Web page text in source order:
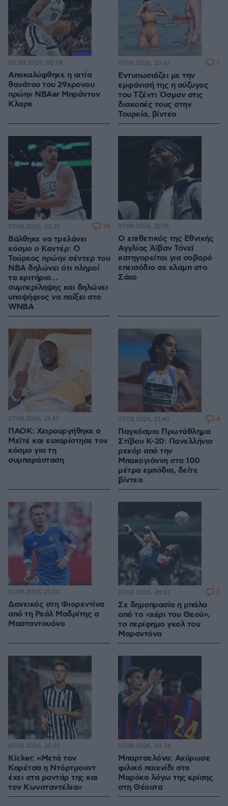
Αποκαλύφθηκε η αιτία
θανάτου του 29χρονου
πρώην NBAer Μπράντον
Κλαρκ
08.08.2026, 00:28
Εντυπωσιάζει με την
εμφάνισή της η σύζυγος
του Τζέντι Όσμαν στις
διακοπές τους στην
Τουρκία, βίντεο
07.08.2026, 23:43 3
Βάλθηκε να τρελάνει
κόσμο ο Καντέρ: Ο
Τούρκος πρώην σέντερ του
NBA δηλώνει ότι πληροί
τα κριτήρια...
συμπερίληψης και δηλώνει
υποψήφιος να παίξει στο
WNBA
07.08.2026, 23:30 34
Ο επιθετικός της Εθνικής
Αγγλίας Άϊβαν Τόνεϊ
κατηγορείται για σοβαρό
επεισόδιο σε κλαμπ στο
Σόχο
07.08.2026, 22:15
ΠΑΟΚ: Χειρουργήθηκε ο
Μεϊτέ και ευχαρίστησε τον
κόσμο για τη
συμπαράσταση
07.08.2026, 21:47
Παγκόσμιο Πρωτάθλημα
Στίβου Κ-20: Πανελλήνιο
ρεκόρ από την
Μπακογιάννη στα 100
μέτρα εμπόδια, δείτε
βίντεο
07.08.2026, 21:40 4
Δανεικός στη Φιορεντίνα
από τη Ρεάλ Μαδρίτης ο
Μασταντουόνο
07.08.2026, 21:30
Σε δημοπρασία η μπάλα
από το «χέρι του Θεού»,
το περίφημο γκολ του
Μαραντόνα
07.08.2026, 20:52 3
Kicker: «Μετά τον
Καρέτσα η Ντόρτμουντ
έχει στα ραντάρ της και
τον Κωνσταντέλια»
07.08.2026, 20:51
Μπαρτσελόνα: Ακύρωσε
φιλικό παιχνίδι στο
Μαρόκο λόγω της κρίσης
στη Θέουτα
07.08.2026, 20:34